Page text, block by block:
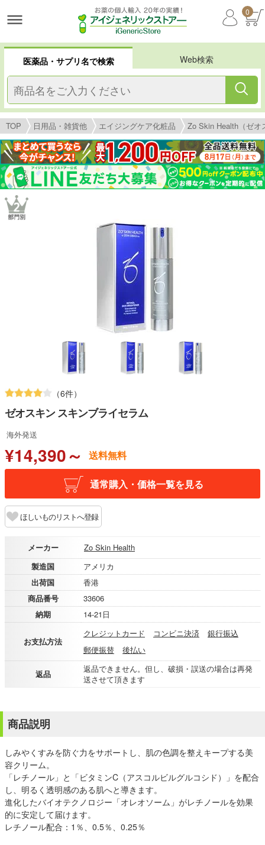
0
医薬品・サプリ名で検索 Web検索
TOP 日用品・雑貨他 エイジングケア化粧品 Zo Skin Health（ゼオ
（6件）
ゼオスキン スキンブライセラム
海外発送
¥14,390～ 送料無料
通常購入・価格一覧を見る
ほしいものリストへ登録
メーカー
Zo Skin Health
製造国
アメリカ
出荷国
香港
商品番号
33606
納期
14-21日
お支払方法
クレジットカード コンビニ決済
銀行振込
郵便振替
後払い
返品
返品できません。但し、破損・誤送の場合は再発
送させて頂きます
商品説明
しみやくすみを防ぐ力をサポートし、肌の色調を整えキープする美
容クリーム。
「レチノール」と「ビタミンC（アスコルビルグルコシド）」を配合
し、明るく透明感のある肌へと導きます。
進化したバイオテクノロジー「オレオソーム」がレチノールを効果
的に安定して届けます。
レチノール配合：1％、0.5％、0.25％